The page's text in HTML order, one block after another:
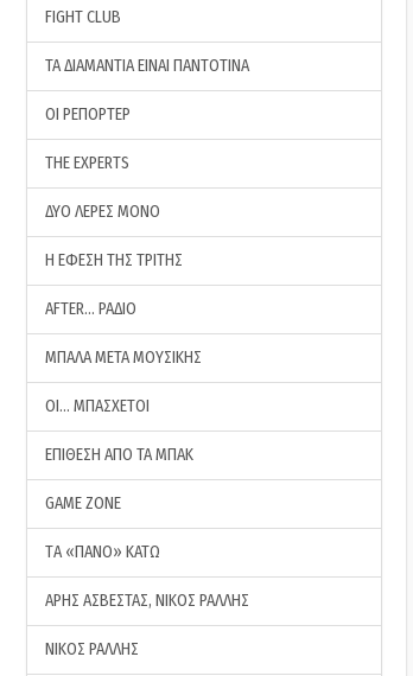
FIGHT CLUB
ΤΑ ΔΙΑΜΑΝΤΙΑ ΕΙΝΑΙ ΠΑΝΤΟΤΙΝΑ
ΟΙ ΡΕΠΟΡΤΕΡ
THE EXPERTS
ΔΥΟ ΛΕΡΕΣ ΜΟΝΟ
Η ΕΦΕΣΗ ΤΗΣ ΤΡΙΤΗΣ
AFTER… ΡΑΔΙΟ
ΜΠΑΛΑ ΜΕΤΑ ΜΟΥΣΙΚΗΣ
ΟΙ… ΜΠΑΣΧΕΤΟΙ
ΕΠΙΘΕΣΗ ΑΠΟ ΤΑ ΜΠΑΚ
GAME ZONE
ΤA «ΠΑΝΟ» ΚΑΤΩ
ΑΡΗΣ ΑΣΒΕΣΤΑΣ, ΝΙΚΟΣ ΡΑΛΛΗΣ
ΝΙΚΟΣ ΡΑΛΛΗΣ